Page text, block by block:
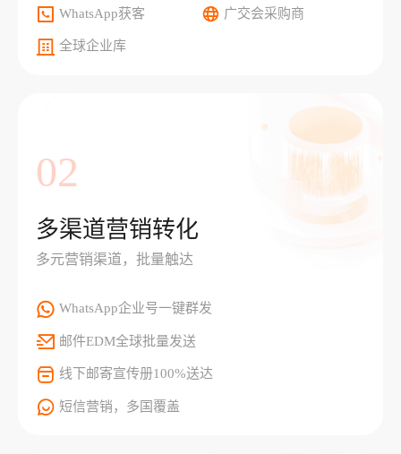
WhatsApp获客 广交会采购商
全球企业库
02
多渠道营销转化
多元营销渠道，批量触达
WhatsApp企业号一键群发
邮件EDM全球批量发送
线下邮寄宣传册100%送达
短信营销，多国覆盖